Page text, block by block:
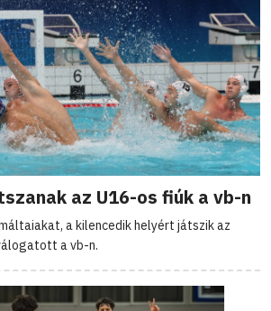
az U16-os fiúk a vb-n
a kilencedik helyért játszik az
a vb-n.